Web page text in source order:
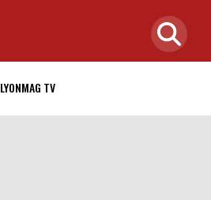
LYONMAG TV